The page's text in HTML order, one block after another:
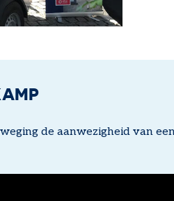
de aanwezigheid van